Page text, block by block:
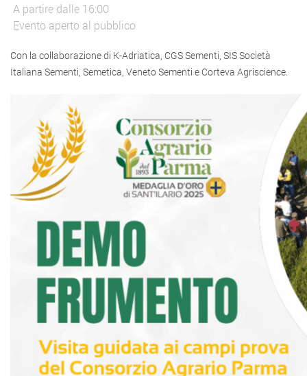
A partire dalle 16:00
Evento aperto al pubblico
Con la collaborazione di K-Adriatica, CGS Sementi, SIS Società
Italiana Sementi, Semetica, Veneto Sementi e Corteva Agriscience.